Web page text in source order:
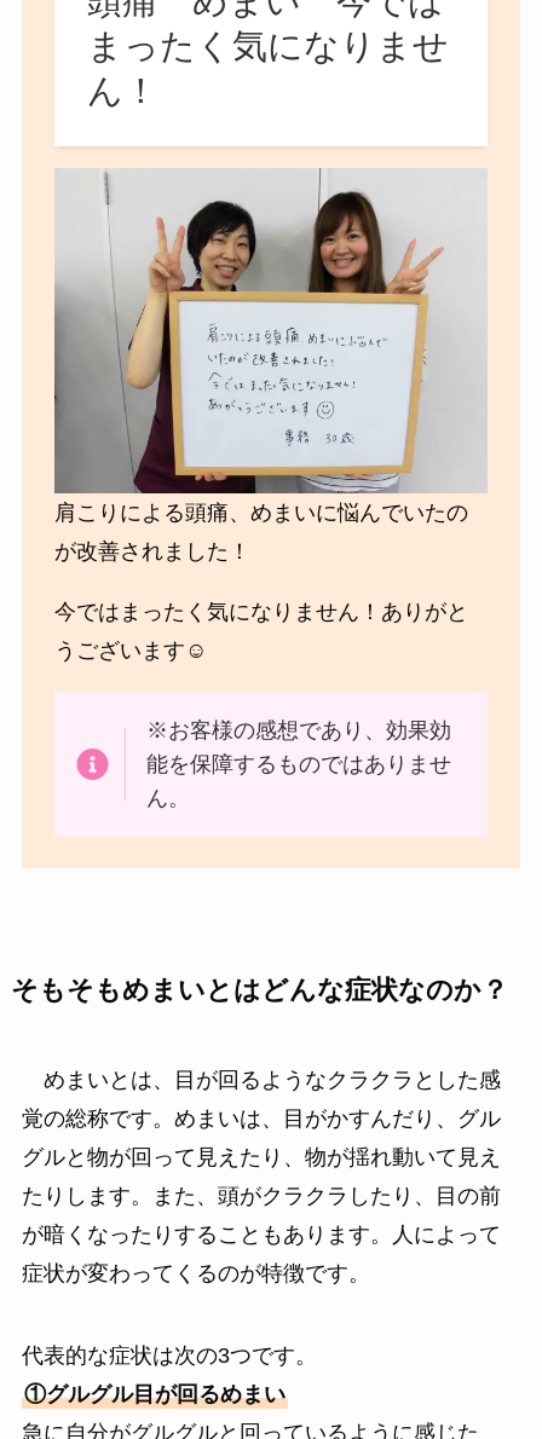
まったく気になりませ
ん！
肩こりによる頭痛、めまいに悩んでいたの
が改善されました！
今ではまったく気になりません！ありがと
うございます☺
※お客様の感想であり、効果効
能を保障するものではありませ
ん。
そもそもめまいとはどんな症状なのか？
めまいとは、目が回るようなクラクラとした感
覚の総称です。めまいは、目がかすんだり、グル
グルと物が回って見えたり、物が揺れ動いて見え
たりします。また、頭がクラクラしたり、目の前
が暗くなったりすることもあります。人によって
症状が変わってくるのが特徴です。
代表的な症状は次の3つです。
①グルグル目が回るめまい
急に自分がグルグルと回っているように感じた